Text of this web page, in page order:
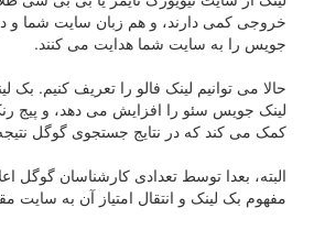
خروجی کمی دارند، و هم زبان سایت شما و
جویس را به سایت شما هدایت می کنند.
حالا می توانیم لینک فالو را تعریف کنیم.
لینک جویس سئو را افزایش می دهد، و پیج
کمک می کند که در نتایج جستجوی گوگل نتیجه
البته، بعدا توسط تعدادی کارشناسان
مفهوم بک لینک و انتقال امتیاز آن به سایت